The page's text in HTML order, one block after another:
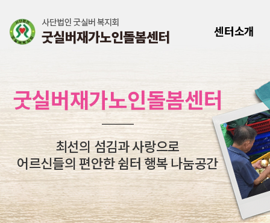
센터소개
굿실버재가노인돌봄센터
최선의 섬김과 사랑으로
어르신들의 편안한 쉼터 행복 나눔공간